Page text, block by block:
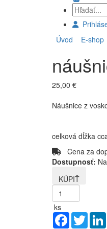
Úvod
E-shop
25,00 €
Náušnice z
celková dĺžka
Cena za
Dostupnosť:
ks
Facebook